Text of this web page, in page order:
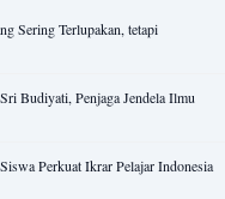
Sering Terlupakan, tetapi
Budiyati, Penjaga Jendela Ilmu
Perkuat Ikrar Pelajar Indonesia